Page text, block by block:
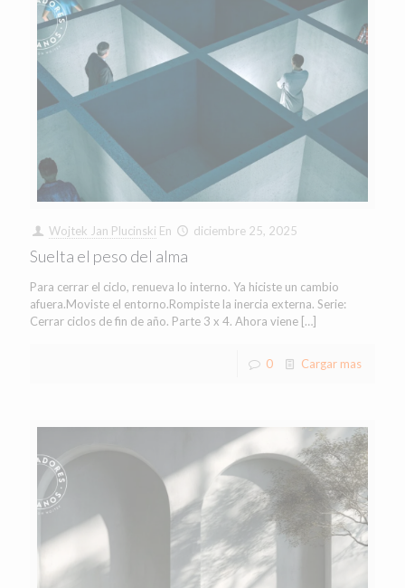
Wojtek Jan Plucinski En diciembre 25, 2025
Suelta el peso del alma
Para cerrar el ciclo, renueva lo interno. Ya hiciste un cambio
afuera.Moviste el entorno.Rompiste la inercia externa. Serie:
Cerrar ciclos de fin de año. Parte 3 x 4. Ahora viene […]
0 Cargar mas